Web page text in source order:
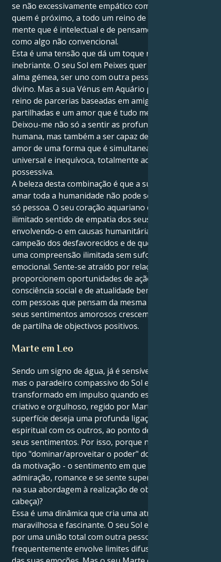
se não excessivamente empático com aqueles de
quem é próximo, a todo um reino de relações na sua
mente que é intelectual e de pensamento livre, bem
como algo não convencional.
Esta é uma tensão que dá um toque requintado e
inebriante. O seu Sol em Peixes quer encontrar uma
alma gémea, ser uno com outra pessoa ao nível do
divino. Mas a sua Vénus em Aquário puxa-a para um
reino de parcerias baseadas em amigos, aspirações
partilhadas e um amor que é tudo menos tradicional.
Deixou-me não só a sentir as profundezas da ligação
humana, mas também a ser capaz de expressar o
amor de uma forma que é simultaneamente
universal e inequívoca, totalmente aceitável e nunca
possessiva.
A beleza desta combinação é que a sua capacidade de
amar toda a humanidade não pode ser usada numa
só pessoa. O seu coração aquariano dá uma visão ao
ilimitado sentido de empatia dos seus Peixes,
envolvendo-o em causas humanitárias como um
campeão dos desfavorecidos e de quem receberá
uma compreensão ilimitada sem sufocamento
emocional. Sente-se atraído por relações que lhe
proporcionem oportunidades de ação, uma
consciência social e de atualidade bem desenvolvida,
com pessoas que pensam da mesma maneira, e os
seus sentimentos amorosos crescem num ambiente
de partilha de objectivos positivos.
Marte em Leo
Sendo um signo de água, já é sensível e intuitivo,
mas o paradeiro compassivo do Sol em Peixes é
transformado em impulso quando está em Leão,
criativo e orgulhoso, regido por Marte. A sua
superfície deseja uma profunda ligação emocional e
espiritual com os outros, ao ponto de absorver os
seus sentimentos. Por isso, porque não ser mais do
tipo "dominar/aproveitar o poder" do ponto de vista
da motivação - o sentimento em que procura
admiração, romance e se sente super-comandante
na sua abordagem à realização de objectivos (na sua
cabeça)?
Essa é uma dinâmica que cria uma atração
maravilhosa e fascinante. O seu Sol em Peixes anseia
por uma união total com outra pessoa, o que
frequentemente envolve limites difusos e a absorção